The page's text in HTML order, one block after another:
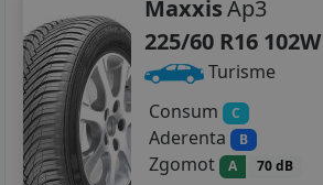
MaxxisAp3
225/60 R16 102W
Turisme
Consum
C
Aderenta B
Zgomot A 70 dB